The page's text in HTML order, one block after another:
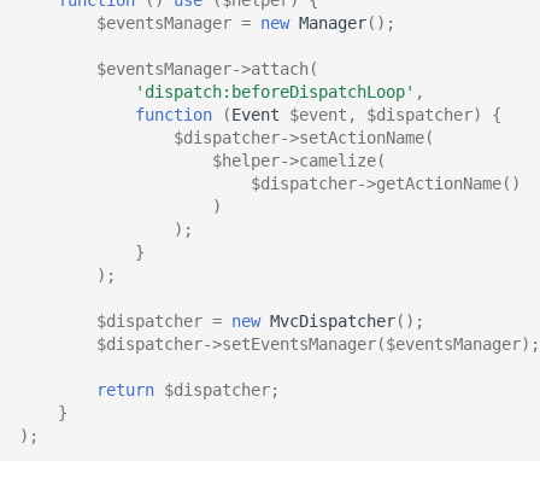
$eventsManager = new Manager();
$eventsManager->attach(
'dispatch:beforeDispatchLoop' ,
function
(Event $event , $dispatcher)
{
$dispatcher->setActionName(
$helper->camelize(
$dispatcher->getActionName()
)
);
}
);
$dispatcher = new MvcDispatcher();
$dispatcher->setEventsManager($eventsManager);
return $dispatcher;
}
);